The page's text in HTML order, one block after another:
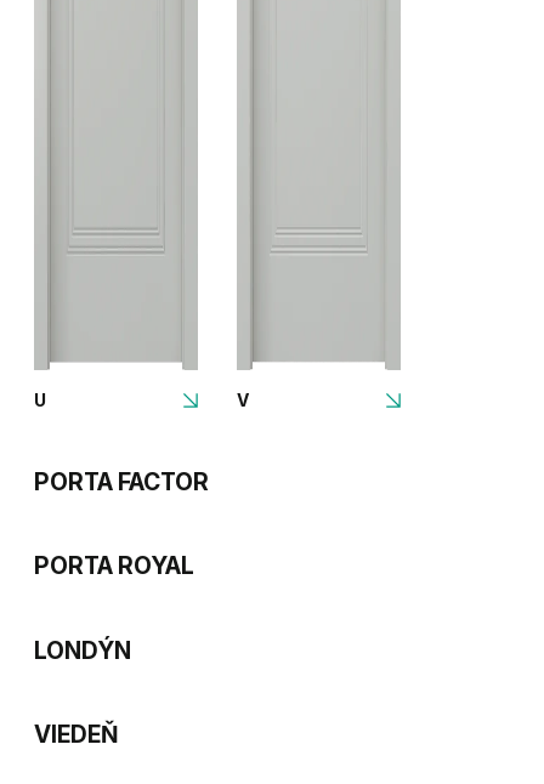
U V
PORTA FACTOR
PORTA ROYAL
LONDÝN
VIEDEŇ